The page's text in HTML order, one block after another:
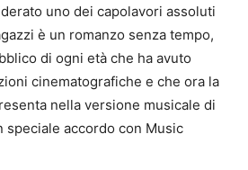
uno dei capolavori assoluti
è un romanzo senza tempo,
di ogni età che ha avuto
cinematografiche e che ora la
nella versione musicale di
speciale accordo con Music